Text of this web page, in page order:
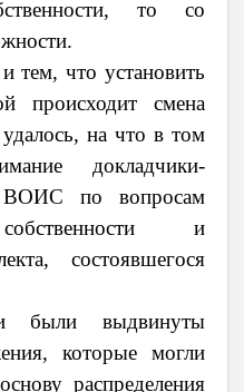
то со
тем, что установить
происходит смена
на что в том
докладчики-
ВОИС по вопросам
и
состоявшегося
были выдвинуты
которые могли
распределения